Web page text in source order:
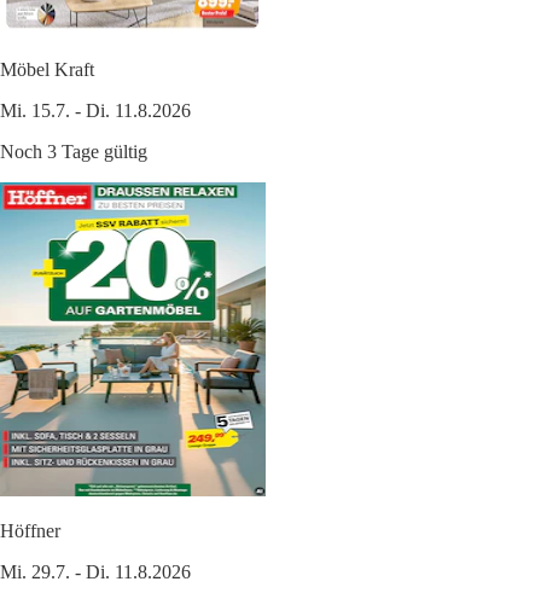
Möbel Kraft
Mi. 15.7. - Di. 11.8.2026
Noch 3 Tage gültig
Höffner
Mi. 29.7. - Di. 11.8.2026